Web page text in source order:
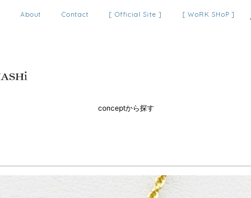
About Contact [ Official Site ] [ WoRK SHoP ]
conceptから探す